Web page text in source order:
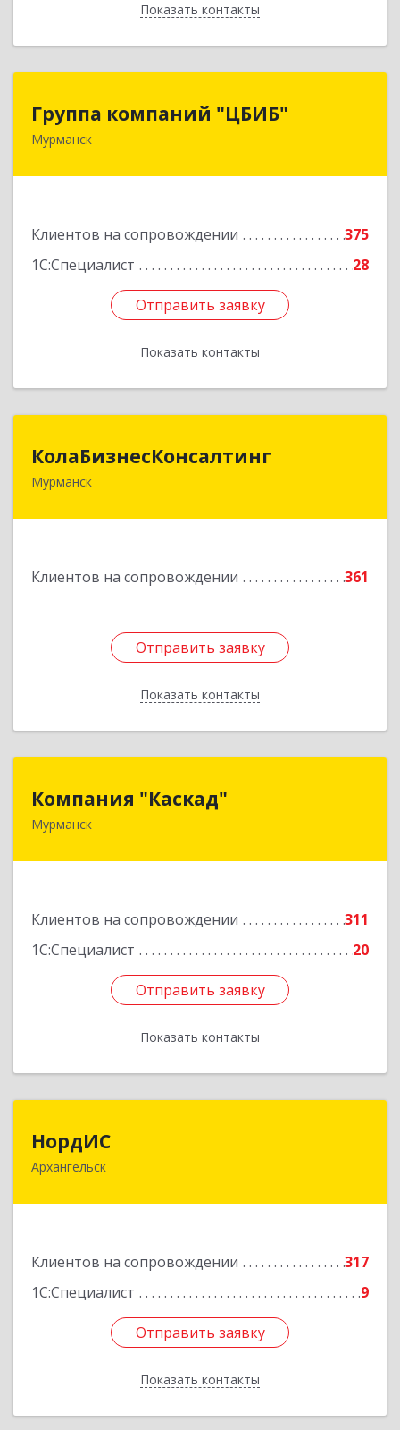
Показать контакты
Назад
Группа компаний "ЦБИБ"
Мурманск
Клиентов на сопровождении
375
1С:Специалист
28
Отправить заявку
Показать контакты
Группа компаний "ЦБИБ"
183010, Мурманская обл, Мурманск г, Кирова
Отправить заявку
Назад
КолаБизнесКонсалтинг
Мурманск
Клиентов на сопровождении 361
Отправить заявку
Показать контакты
Отправить заявку
Назад
Компания "Каскад"
Мурманск
Клиентов на сопровождении
311
1С:Специалист
20
Отправить заявку
Показать контакты
183038, Мурманская обл, Мурманск г, Бабикова
Отправить заявку
Назад
НордИС
Архангельск
Клиентов на сопровождении
317
1С:Специалист
9
Отправить заявку
Показать контакты
163071, Архангельская обл, Архангельск г,
Отправить заявку
Назад